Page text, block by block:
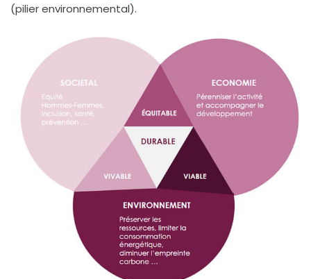
(pilier environnemental).